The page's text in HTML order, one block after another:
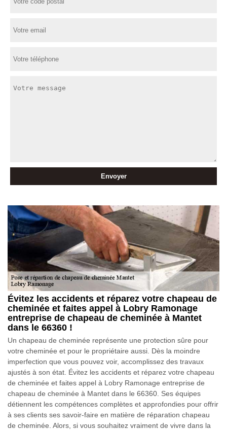
Évitez les accidents et réparez votre chapeau de
cheminée et faites appel à Lobry Ramonage
entreprise de chapeau de cheminée à Mantet
dans le 66360 !
Un chapeau de cheminée représente une protection sûre pour
votre cheminée et pour le propriétaire aussi. Dès la moindre
imperfection que vous pouvez voir, accomplissez des travaux
ajustés à son état. Évitez les accidents et réparez votre chapeau
de cheminée et faites appel à Lobry Ramonage entreprise de
chapeau de cheminée à Mantet dans le 66360. Ses équipes
détiennent les compétences complètes et approfondies pour offrir
à ses clients ses savoir-faire en matière de réparation chapeau
de cheminée. Alors, si vous souhaitez vraiment de vivre dans la